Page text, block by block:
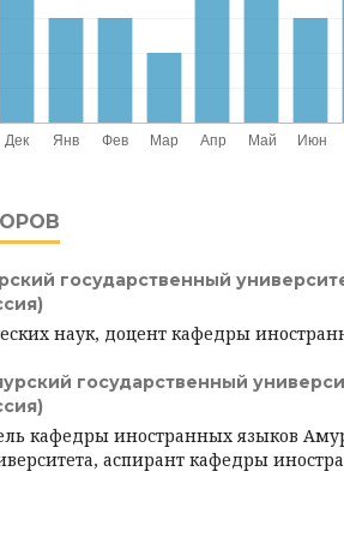
государственный
наук, доцент кафедры
государственный
кафедры иностранных языков
аспирант кафедры